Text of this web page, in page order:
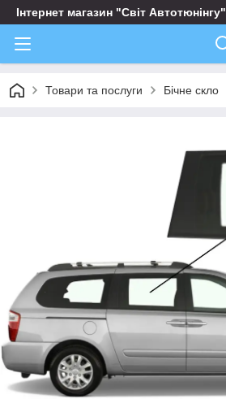
Інтернет магазин "Світ Автотюнінгу"
Товари та послуги Бічне скло